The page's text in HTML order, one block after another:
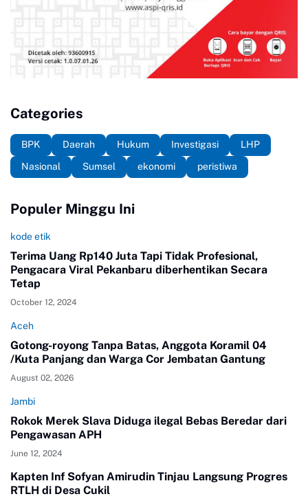
Categories
BPK Daerah Hukum Investigasi
LHP
Nasional
Sumsel ekonomi peristiwa
Populer Minggu Ini
kode etik
Terima Uang Rp140 Juta Tapi Tidak Profesional,
Pengacara Viral Pekanbaru diberhentikan Secara
Tetap
October 12, 2024
Aceh
Gotong-royong Tanpa Batas, Anggota Koramil 04
/Kuta Panjang dan Warga Cor Jembatan Gantung
August 02, 2026
Jambi
Rokok Merek Slava Diduga ilegal Bebas Beredar dari
Pengawasan APH
June 12, 2024
Kapten Inf Sofyan Amirudin Tinjau Langsung Progres
RTLH di Desa Cukil